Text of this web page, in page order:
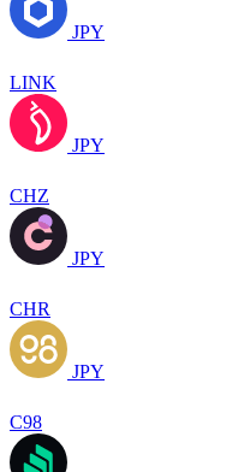
JPY
LINK
JPY
CHZ
JPY
CHR
JPY
C98